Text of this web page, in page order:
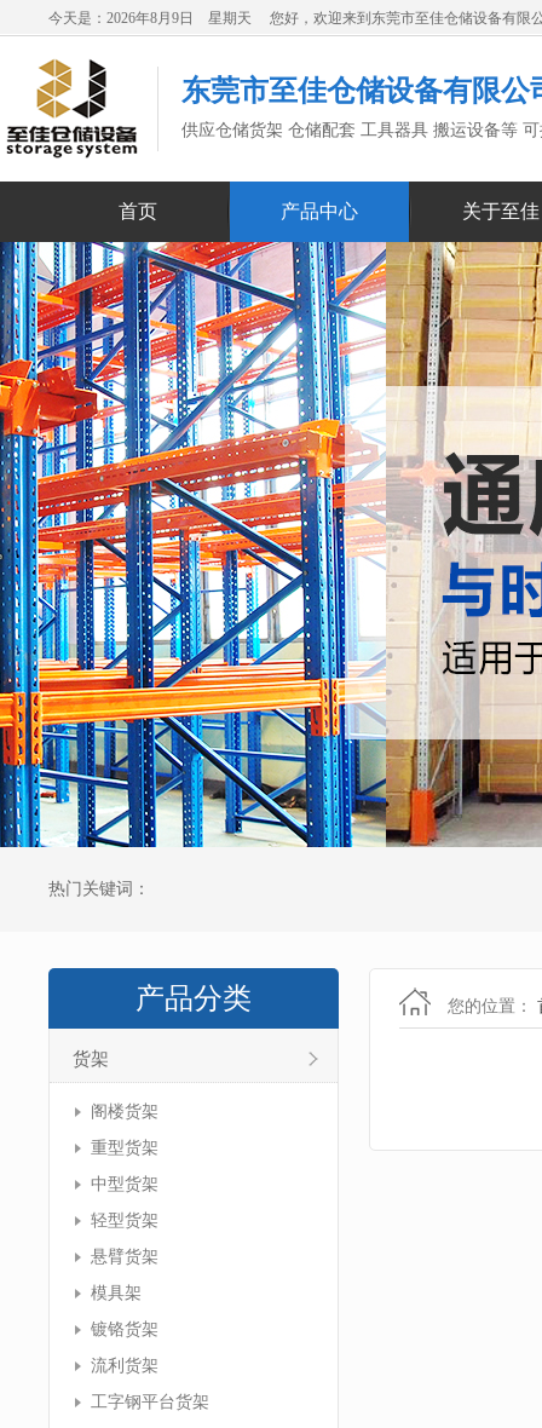
今天是：2026年8月9日 星期天 您好，欢迎来到东莞市至佳仓储设备有限
东莞市至佳仓储设备有限公
供应仓储货架 仓储配套 工具器具 搬运设备等
首页 产品中心 关于至佳
热门关键词：
产品分类
货架
阁楼货架
重型货架
中型货架
轻型货架
悬臂货架
模具架
镀铬货架
流利货架
工字钢平台货架
您的位置：